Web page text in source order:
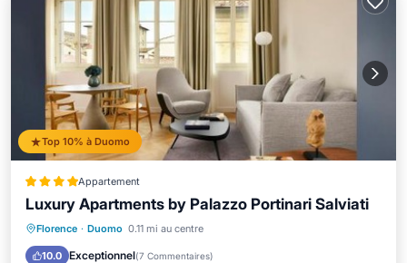
Top 10% à Duomo
Appartement
Luxury Apartments by Palazzo Portinari Salviati
Florence · Duomo 0.11 mi au centre
10.0 Exceptionnel(7 Commentaires)
Piscine privée Parking
Spa